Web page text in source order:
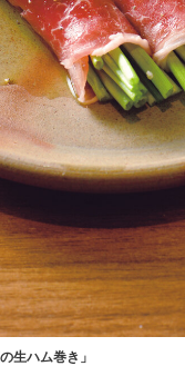
生ハム巻き」